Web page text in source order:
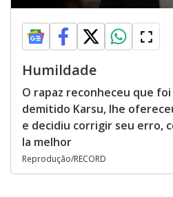
Humildade
O rapaz reconheceu que
demitido Karsu, lhe
e decidiu corrigir seu erro,
la melhor
Reprodução/RECORD